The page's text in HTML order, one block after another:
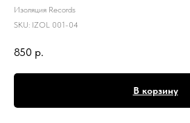
Изоляция Records
SKU: IZOL 001-04
850 р.
В корзину